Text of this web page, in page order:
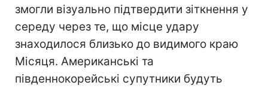
змогли візуально підтвердити зіткнення у
середу через те, що місце удару
знаходилося близько до видимого краю
Місяця. Американські та
південнокорейські супутники будуть